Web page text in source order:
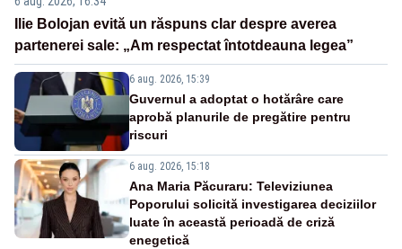
Ilie Bolojan evită un răspuns clar despre averea
partenerei sale: „Am respectat întotdeauna legea”
6 aug. 2026, 15:39
Guvernul a adoptat o hotărâre care
aprobă planurile de pregătire pentru
riscuri
6 aug. 2026, 15:18
Ana Maria Păcuraru: Televiziunea
Poporului solicită investigarea deciziilor
luate în această perioadă de criză
enegetică